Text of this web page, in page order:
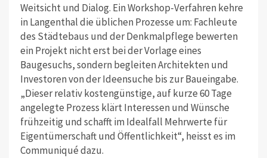
Weitsicht und Dialog. Ein Workshop-Verfahren kehre
in Langenthal die üblichen Prozesse um: Fachleute
des Städtebaus und der Denkmalpflege bewerten
ein Projekt nicht erst bei der Vorlage eines
Baugesuchs, sondern begleiten Architekten und
Investoren von der Ideensuche bis zur Baueingabe.
„Dieser relativ kostengünstige, auf kurze 60 Tage
angelegte Prozess klärt Interessen und Wünsche
frühzeitig und schafft im Idealfall Mehrwerte für
Eigentümerschaft und Öffentlichkeit“, heisst es im
Communiqué dazu.